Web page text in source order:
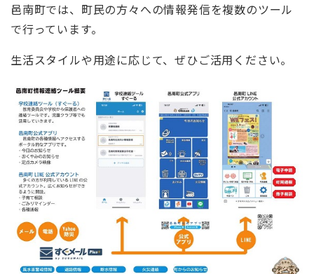
邑南町では、町民の方々への情報発信を複数のツール
で行っています。
生活スタイルや用途に応じて、ぜひご活用ください。